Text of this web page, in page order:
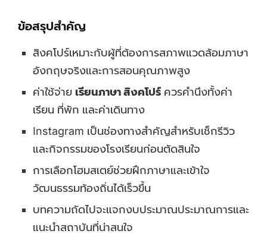
ข้อสรุปสำคัญ
สิงคโปร์เหมาะกับผู้ที่ต้องการสภาพแวดล้อมภาษา
อังกฤษจริงและการสอนคุณภาพสูง
ค่าใช้จ่าย เรียนภาษา สิงคโปร์ ควรคำนึงทั้งค่า
เรียน ที่พัก และค่าเดินทาง
Instagram เป็นช่องทางสำคัญสำหรับเช็กรีวิว
และกิจกรรมของโรงเรียนก่อนตัดสินใจ
การเลือกโฮมสเตย์ช่วยฝึกภาษาและเข้าใจ
วัฒนธรรมท้องถิ่นได้เร็วขึ้น
บทความถัดไปจะแจกงบประมาณประมาณการและ
แนะนำสถาบันที่น่าสนใจ